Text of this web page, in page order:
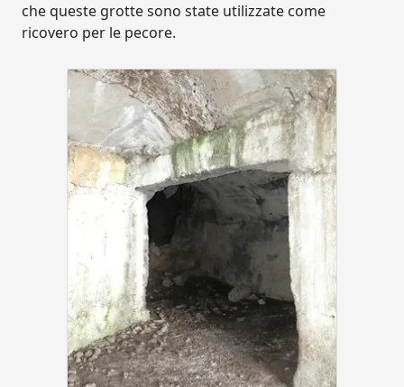
che queste grotte sono state utilizzate come
ricovero per le pecore.